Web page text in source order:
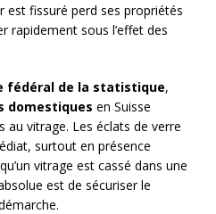
est fissuré perd ses propriétés
rapidement sous l’effet des
fédéral de la statistique,
domestiques en Suisse
au vitrage. Les éclats de verre
surtout en présence
vitrage est cassé dans une
est de sécuriser le